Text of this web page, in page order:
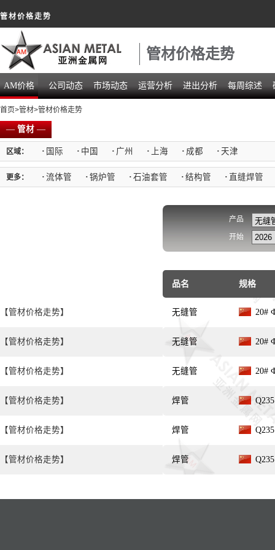
管材价格走势
管材价格走势
AM价格 公司动态 市场动态 运营分析 进出分析 每周综述
首页>管材>管材价格走势
—管材—
区域： · 国际 · 中国 · 广州 · 上海 · 成都 · 天津
更多： · 流体管 · 锅炉管 · 石油套管 · 结构管 · 直缝焊管
【管材价格走势】
【管材价格走势】
【管材价格走势】
【管材价格走势】
【管材价格走势】
【管材价格走势】
产品
开始
品名 规格
无缝管 20#
无缝管 20#
无缝管 20#
焊管
焊管
焊管